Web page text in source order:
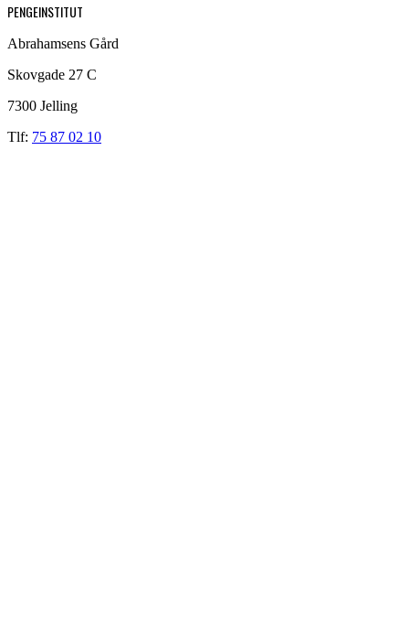
PENGEINSTITUT
Abrahamsens Gård
Skovgade 27 C
7300 Jelling
Tlf: 75 87 02 10